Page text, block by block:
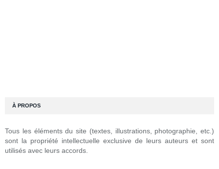
À PROPOS
Tous les éléments du site (textes, illustrations, photographie, etc.)
sont la propriété intellectuelle exclusive de leurs auteurs et sont
utilisés avec leurs accords.